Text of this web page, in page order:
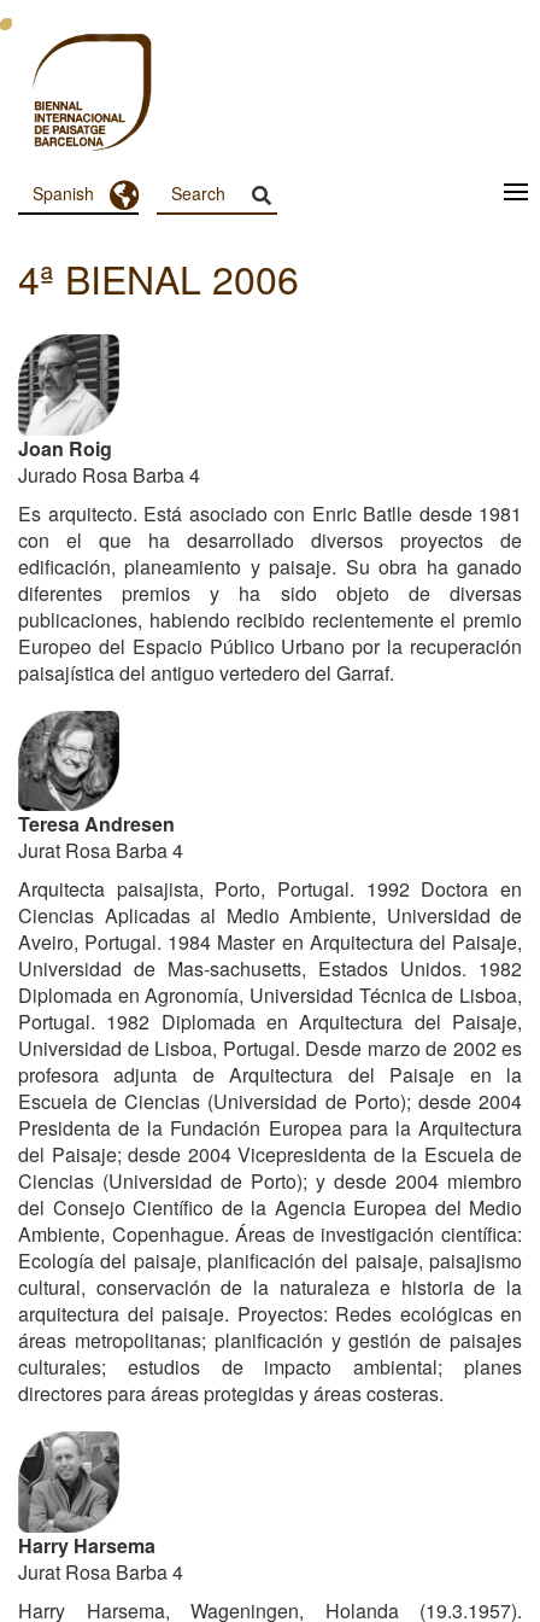
Pasar
contenido
principal
Menu
Principal
Dashboard
Spanish Toggle Dropdown
4ª BIENAL 2006
Joan Roig
Jurado Rosa Barba 4
Es arquitecto. Está asociado con Enric Batlle desde 1981
con el que ha desarrollado diversos proyectos de
edificación, planeamiento y paisaje. Su obra ha ganado
diferentes premios y ha sido objeto de diversas
publicaciones, habiendo recibido recientemente el premio
Europeo del Espacio Público Urbano por la recuperación
paisajística del antiguo vertedero del Garraf.
Teresa Andresen
Jurat Rosa Barba 4
Arquitecta paisajista, Porto, Portugal. 1992 Doctora en
Ciencias Aplicadas al Medio Ambiente, Universidad de
Aveiro, Portugal. 1984 Master en Arquitectura del Paisaje,
Universidad de Mas-sachusetts, Estados Unidos. 1982
Diplomada en Agronomía, Universidad Técnica de Lisboa,
Portugal. 1982 Diplomada en Arquitectura del Paisaje,
Universidad de Lisboa, Portugal. Desde marzo de 2002 es
profesora adjunta de Arquitectura del Paisaje en la
Escuela de Ciencias (Universidad de Porto); desde 2004
Presidenta de la Fundación Europea para la Arquitectura
del Paisaje; desde 2004 Vicepresidenta de la Escuela de
Ciencias (Universidad de Porto); y desde 2004 miembro
del Consejo Científico de la Agencia Europea del Medio
Ambiente, Copenhague. Áreas de investigación científica:
Ecología del paisaje, planificación del paisaje, paisajismo
cultural, conservación de la naturaleza e historia de la
arquitectura del paisaje. Proyectos: Redes ecológicas en
áreas metropolitanas; planificación y gestión de paisajes
culturales; estudios de impacto ambiental; planes
directores para áreas protegidas y áreas costeras.
Harry Harsema
Jurat Rosa Barba 4
Harry Harsema, Wageningen, Holanda (19.3.1957).